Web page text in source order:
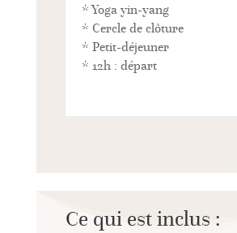
* Yoga yin-yang
* Cercle de clôture
* Petit-déjeuner
* 12h : départ
Ce qui est inclus :